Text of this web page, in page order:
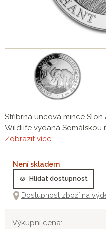
Stříbrná uncová mince Slon
Wildlife vydaná Somálskou
Zobrazit více
Není skladem
Hlídat dostupnost
Dostupnost zboží na
Výkupní cena: